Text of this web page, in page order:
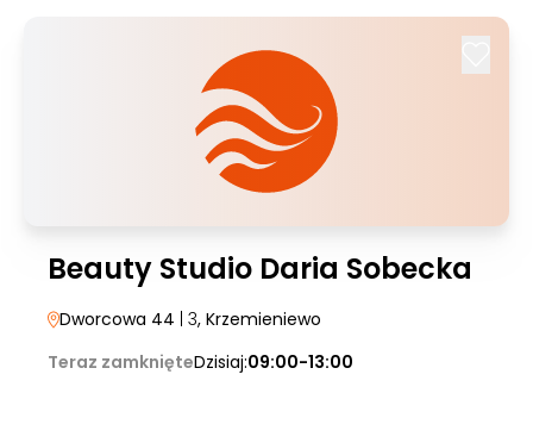
Beauty Studio Daria Sobecka
Dworcowa 44 | 3, Krzemieniewo
Teraz zamknięteDzisiaj:09:00-13:00